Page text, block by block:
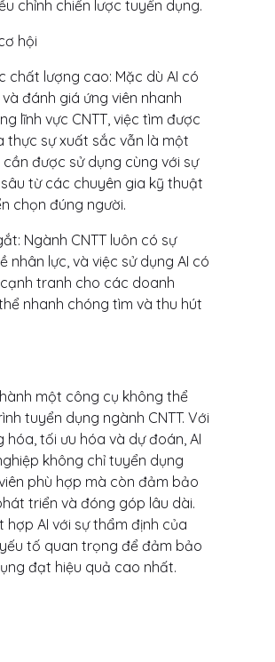
chỉnh chiến lược tuyển dụng.
hội
chất lượng cao: Mặc dù AI có
đánh giá ứng viên nhanh
lĩnh vực CNTT, việc tìm được
thực sự xuất sắc vẫn là một
được sử dụng cùng với sự
từ các chuyên gia kỹ thuật
chọn đúng người.
Ngành CNTT luôn có sự
nhân lực, và việc sử dụng AI có
tranh cho các doanh
nhanh chóng tìm và thu hút
một công cụ không thể
tuyển dụng ngành CNTT. Với
hóa, tối ưu hóa và dự đoán, AI
không chỉ tuyển dụng
phù hợp mà còn đảm bảo
triển và đóng góp lâu dài.
hợp AI với sự thẩm định của
tố quan trọng để đảm bảo
đạt hiệu quả cao nhất.